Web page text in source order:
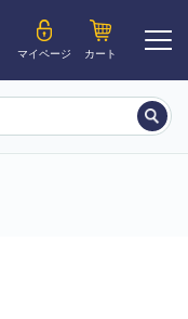
マイページ カート
マイページ